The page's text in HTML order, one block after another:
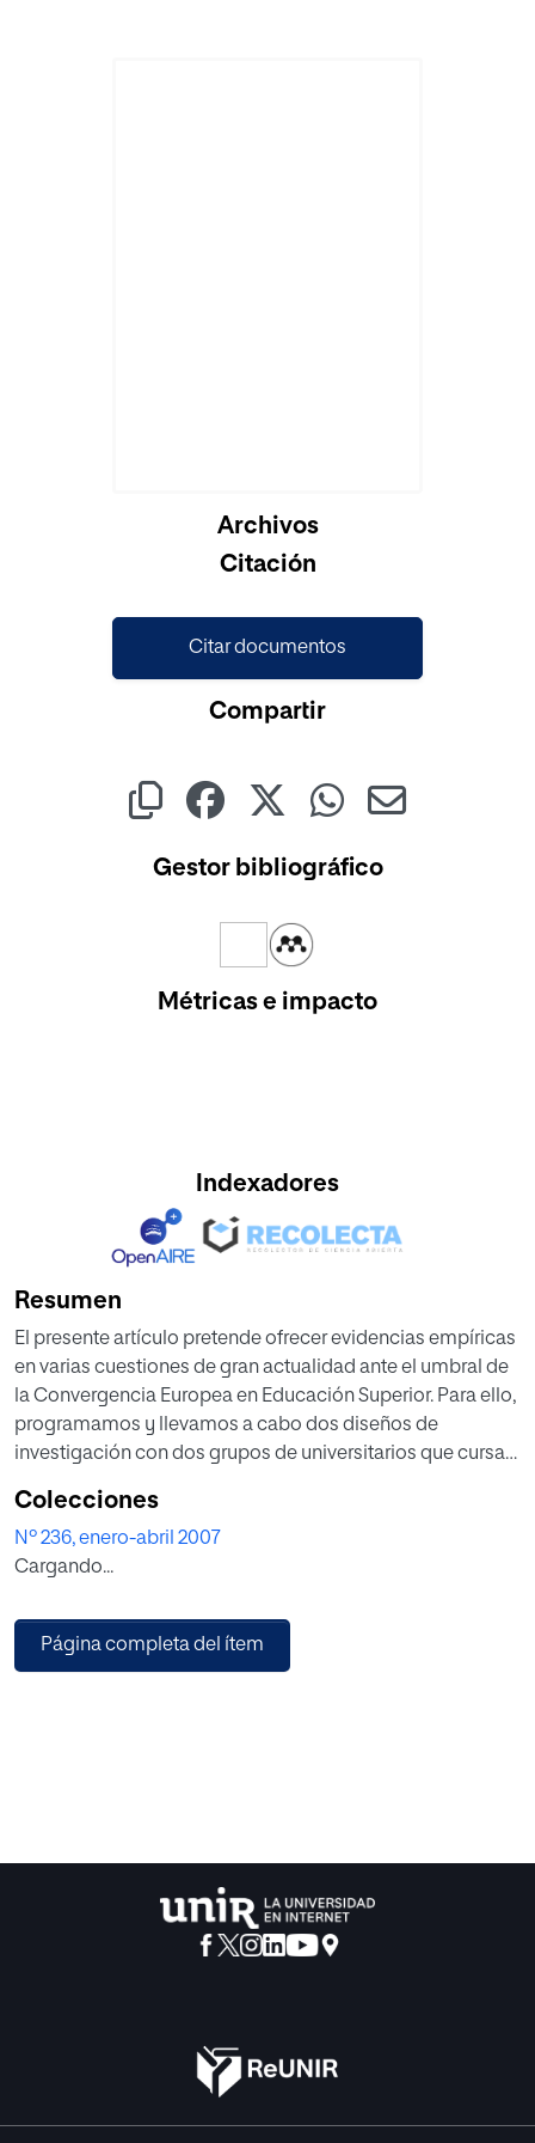
Cargando...Archivos
Citación
Citar documentos
Compartir
Gestor bibliográfico
Métricas e impacto
Indexadores
Resumen
El presente artículo pretende ofrecer evidencias empíricas
en varias cuestiones de gran actualidad ante el umbral de
la Convergencia Europea en Educación Superior. Para ello,
programamos y llevamos a cabo dos diseños de
investigación con dos grupos de universitarios que cursan
tecnologías como estrategia para un aprendizaje más
eficaz, y, en un diseño en concreto, un programa
informático orientado a la evaluación formativa de dichos
Pretendemos poner de manifiesto la eficaz aportación de
Colecciones
Nº 236, enero-abril 2007
Cargando...
Página completa del ítem